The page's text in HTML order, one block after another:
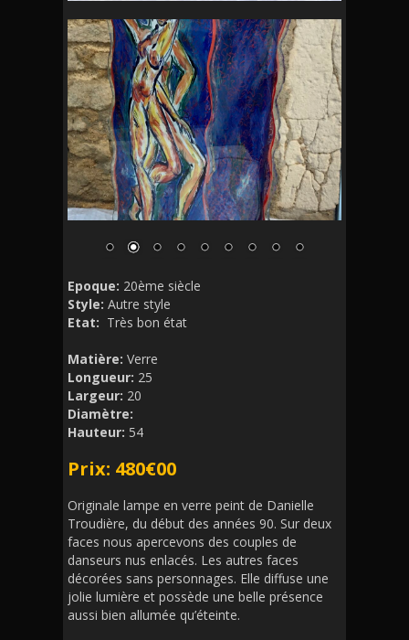
Epoque: 20ème siècle
Style: Autre style
Etat: Très bon état
Matière: Verre
Longueur: 25
Largeur: 20
Diamètre:
Hauteur: 54
Prix: 480€00
Originale lampe en verre peint de Danielle
Troudière, du début des années 90. Sur deux
faces nous apercevons des couples de
danseurs nus enlacés. Les autres faces
décorées sans personnages. Elle diffuse une
jolie lumière et possède une belle présence
aussi bien allumée qu’éteinte.